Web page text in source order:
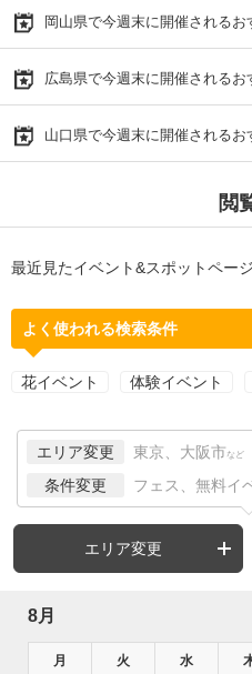
岡山県で今週末に開催されるお
広島県で今週末に開催されるお
山口県で今週末に開催されるお
閲
最近見たイベント&スポットペー
よく使われる検索条件
花イベント 体験イベント
エリア変更 東京、大阪市 など
条件変更 フェス、無料イ
エリア変更
8月
月 火 水